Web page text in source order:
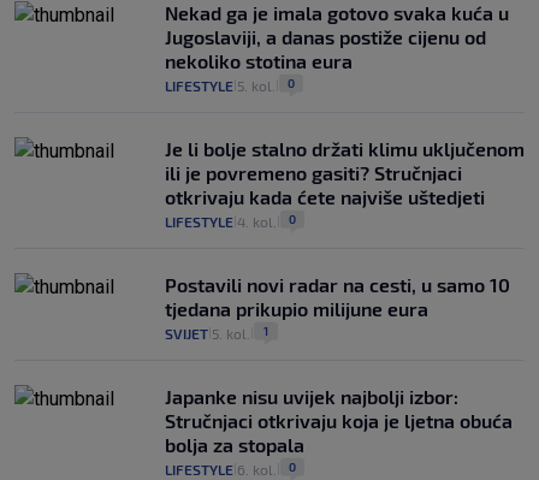
Nekad ga je imala gotovo svaka kuća u
Jugoslaviji, a danas postiže cijenu od
nekoliko stotina eura
LIFESTYLE 5. kol. 0
Je li bolje stalno držati klimu uključenom
ili je povremeno gasiti? Stručnjaci
otkrivaju kada ćete najviše uštedjeti
LIFESTYLE 4. kol. 0
Postavili novi radar na cesti, u samo 10
tjedana prikupio milijune eura
SVIJET 5. kol. 1
Japanke nisu uvijek najbolji izbor:
Stručnjaci otkrivaju koja je ljetna obuća
bolja za stopala
LIFESTYLE 6. kol. 0